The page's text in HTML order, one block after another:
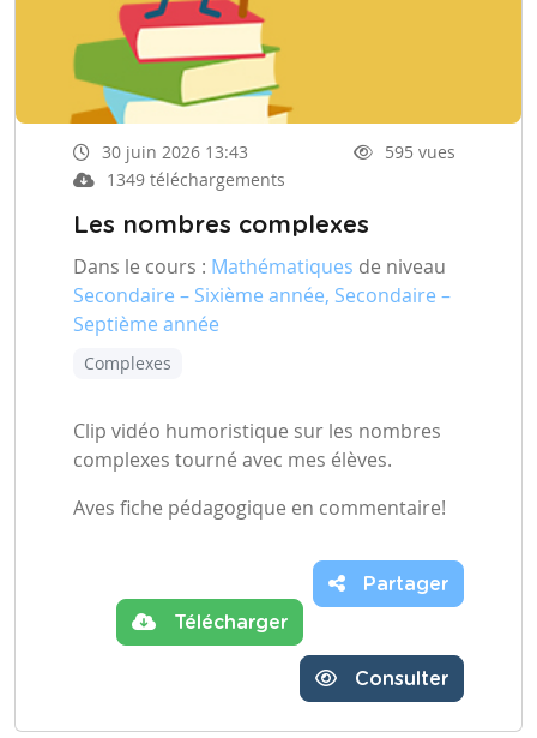
30 juin 2026 13:43
595 vues
1349 téléchargements
Les nombres complexes
Dans le cours : Mathématiques de niveau
Secondaire – Sixième année, Secondaire –
Septième année
Complexes
Clip vidéo humoristique sur les nombres
complexes tourné avec mes élèves.
Aves fiche pédagogique en commentaire!
Télécharger
Partager
Consulter